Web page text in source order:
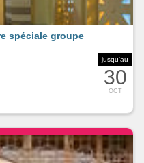
jusqu'au
30
OCT
spéciale groupe